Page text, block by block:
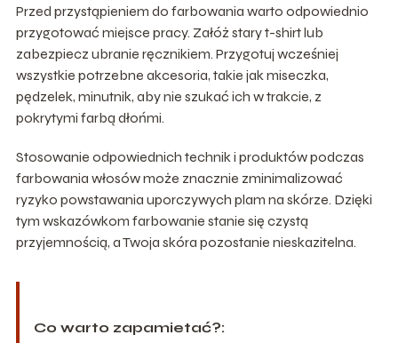
Przed przystąpieniem do farbowania warto odpowiednio
przygotować miejsce pracy. Załóż stary t-shirt lub
zabezpiecz ubranie ręcznikiem. Przygotuj wcześniej
wszystkie potrzebne akcesoria, takie jak miseczka,
pędzelek, minutnik, aby nie szukać ich w trakcie, z
pokrytymi farbą dłońmi.
Stosowanie odpowiednich technik i produktów podczas
farbowania włosów może znacznie zminimalizować
ryzyko powstawania uporczywych plam na skórze. Dzięki
tym wskazówkom farbowanie stanie się czystą
przyjemnością, a Twoja skóra pozostanie nieskazitelna.
Co warto zapamietać?: